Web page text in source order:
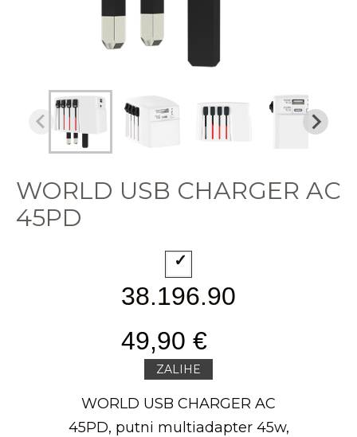
WORLD USB CHARGER AC
45PD
38.196.90
49,90 €
ZALIHE
WORLD USB CHARGER AC
45PD, putni multiadapter 45w,